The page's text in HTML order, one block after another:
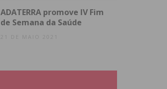
ADATERRA promove IV Fim
de Semana da Saúde
21 DE MAIO 2021